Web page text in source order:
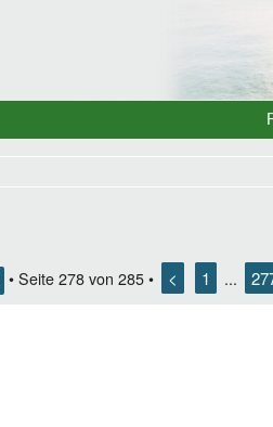
• Seite 278 von 285 • < 1 ...